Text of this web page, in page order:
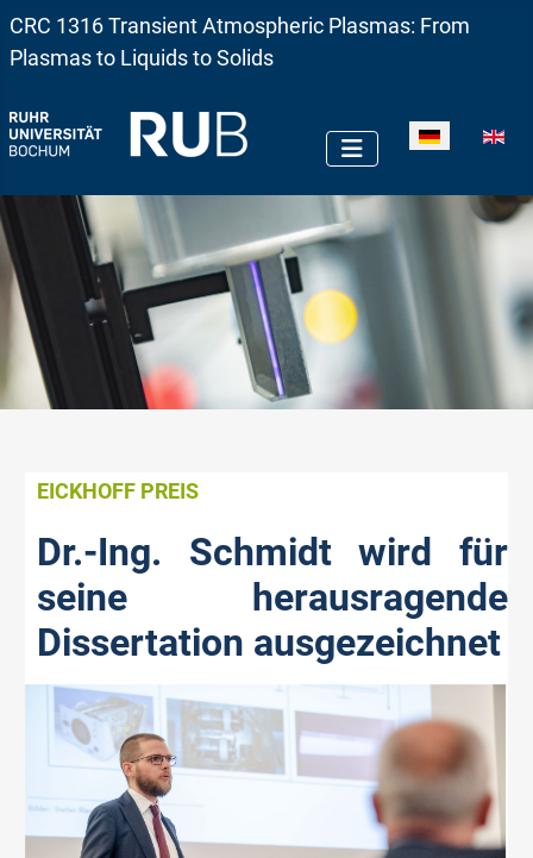
CRC 1316 Transient Atmospheric Plasmas: From
Plasmas to Liquids to Solids
Sprache
EICKHOFF PREIS
Dr.-Ing. Schmidt wird für
seine herausragende
Dissertation ausgezeichnet